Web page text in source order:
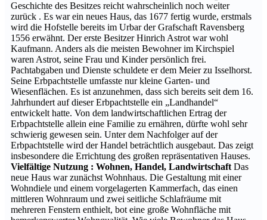
Geschichte des Besitzes reicht wahrscheinlich noch weiter
zurück . Es war ein neues Haus, das 1677 fertig wurde, erstmals
wird die Hofstelle bereits im Urbar der Grafschaft Ravensberg
1556 erwähnt. Der erste Besitzer Hinrich Astrot war wohl
Kaufmann. Anders als die meisten Bewohner im Kirchspiel
waren Astrot, seine Frau und Kinder persönlich frei.
Pachtabgaben und Dienste schuldete er dem Meier zu Isselhorst.
Seine Erbpachtstelle umfasste nur kleine Garten- und
Wiesenflächen. Es ist anzunehmen, dass sich bereits seit dem 16.
Jahrhundert auf dieser Erbpachtstelle ein „Landhandel“
entwickelt hatte. Von dem landwirtschaftlichen Ertrag der
Erbpachtstelle allein eine Familie zu ernähren, dürfte wohl sehr
schwierig gewesen sein. Unter dem Nachfolger auf der
Erbpachtstelle wird der Handel beträchtlich ausgebaut. Das zeigt
insbesondere die Errichtung des großen repräsentativen Hauses.
Vielfältige Nutzung : Wohnen, Handel, Landwirtschaft Das
neue Haus war zunächst Wohnhaus. Die Gestaltung mit einer
Wohndiele und einem vorgelagerten Kammerfach, das einen
mittleren Wohnraum und zwei seitliche Schlafräume mit
mehreren Fenstern enthielt, bot eine große Wohnfläche mit